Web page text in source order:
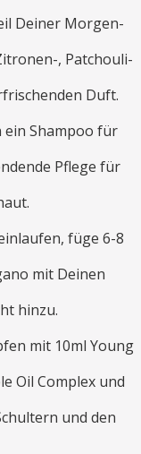
Deiner Morgen-
, Patchouli-
Duft.
Shampoo für
Pflege für
füge 6-8
mit Deinen
hinzu.
mit 10ml Young
Oil Complex und
und den